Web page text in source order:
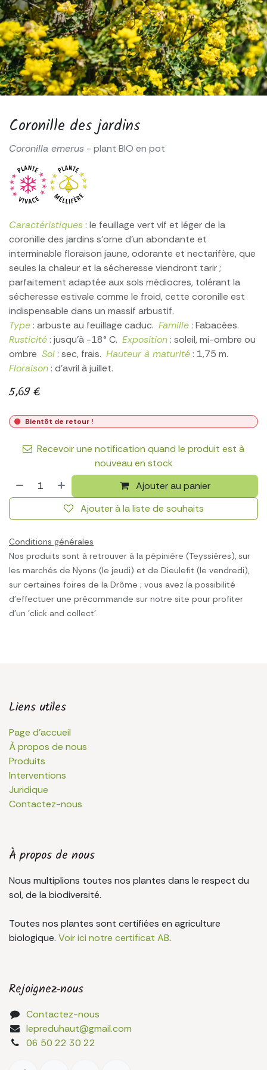
Coronille des jardins
Coronilla emerus - plant BIO en pot
Caractéristiques : le feuillage vert vif et léger de la
coronille des jardins s’orne d’un abondante et
interminable floraison jaune, odorante et nectarifère, que
seules la chaleur et la sécheresse viendront tarir ;
parfaitement adaptée aux sols médiocres, tolérant la
sécheresse estivale comme le froid, cette coronille est
indispensable dans un massif arbustif.
Type : arbuste au feuillage caduc. Famille : Fabacées.
Rusticité : jusqu’à -18° C. Exposition : soleil, mi-ombre ou
ombre Sol : sec, frais. Hauteur à maturité : 1,75 m.
Floraison : d'avril à juillet.
5,69€
Bientôt de retour !
Recevoir une notification quand le produit est à
nouveau en stock
Ajouter au panier
Ajouter à la liste de souhaits
Conditions générales
Nos produits sont à retrouver à la pépinière (Teyssières), sur
les marchés de Nyons (le jeudi) et de Dieulefit (le vendredi),
sur certaines foires de la Drôme ; vous avez la possibilité
d'effectuer une précommande sur notre site pour profiter
d'un 'click and collect'.
Liens utiles
Page d'accueil
À propos de nous
Produits
Interventions
Juridique
Contactez-nous
À propos de nous
Nous multiplions toutes nos plantes dans le respect du
sol, de la biodiversité.
Toutes nos plantes sont certifiées en agriculture
biologique. Voir ici notre certificat AB.
Rejoignez-nous
Contactez-nous
lepreduhaut@gmail.com
06 50 22 30 22